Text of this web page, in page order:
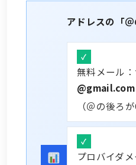
アドレスの「
無料メール
@gmail.com
（＠の後ろ
プロバイダ